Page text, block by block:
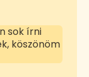
sok írni
köszönöm